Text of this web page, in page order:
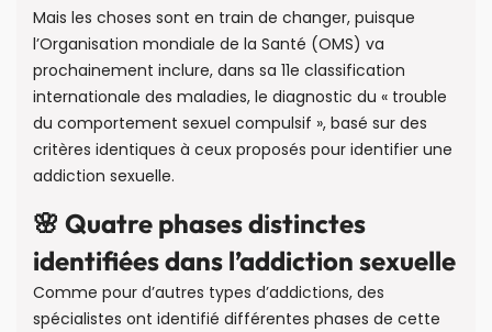
Mais les choses sont en train de changer, puisque
l’Organisation mondiale de la Santé (OMS) va
prochainement inclure, dans sa 11e classification
internationale des maladies, le diagnostic du « trouble
du comportement sexuel compulsif », basé sur des
critères identiques à ceux proposés pour identifier une
addiction sexuelle.
🌸 Quatre phases distinctes
identifiées dans l’addiction sexuelle
Comme pour d’autres types d’addictions, des
spécialistes ont identifié différentes phases de cette